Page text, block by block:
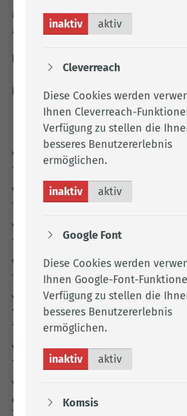
Maßnahmenpläne schicken Sie bitte
an
abmin@lkclp.deoder per Post an
Landkreis Cloppenburg
Amt für Veterinärwesen und
Lebensmittelüberwachung
Eschstraße 29
49661 Cloppenburg
Wer ist mitteilungspflichtig?
Was muss ich mitteilen?
Wie kann ich mitteilen?
Was ist die betriebliche
Wie erfahre ich die betriebliche
Therapiehäufigkeit für meine
Was sind die Kennzahlen 1 und 2?
Welchen Inhalt soll ein
enthalten?
inaktiv aktiv
Cleverreach
Diese Cookies werden
Ihnen Cleverreach-
Verfügung zu stellen die
besseres Benutzererlebnis
ermöglichen.
inaktiv aktiv
Google Font
Diese Cookies werden
Ihnen Google-Font-
Verfügung zu stellen die
besseres Benutzererlebnis
ermöglichen.
inaktiv aktiv
Komsis